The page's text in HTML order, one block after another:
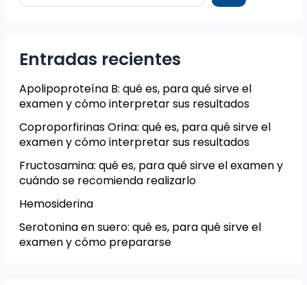
Entradas recientes
Apolipoproteína B: qué es, para qué sirve el
examen y cómo interpretar sus resultados
Coproporfirinas Orina: qué es, para qué sirve el
examen y cómo interpretar sus resultados
Fructosamina: qué es, para qué sirve el examen y
cuándo se recomienda realizarlo
Hemosiderina
Serotonina en suero: qué es, para qué sirve el
examen y cómo prepararse